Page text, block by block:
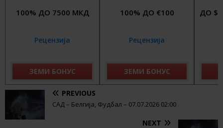
100% ДО 7500 МКД
Рецензија
ЗЕМИ БОНУС
100% ДО €100
Рецензија
ЗЕМИ БОНУС
ДО
PREVIOUS
САД – Белгија, Фудбал – 07.07.2026 02:00
NEXT